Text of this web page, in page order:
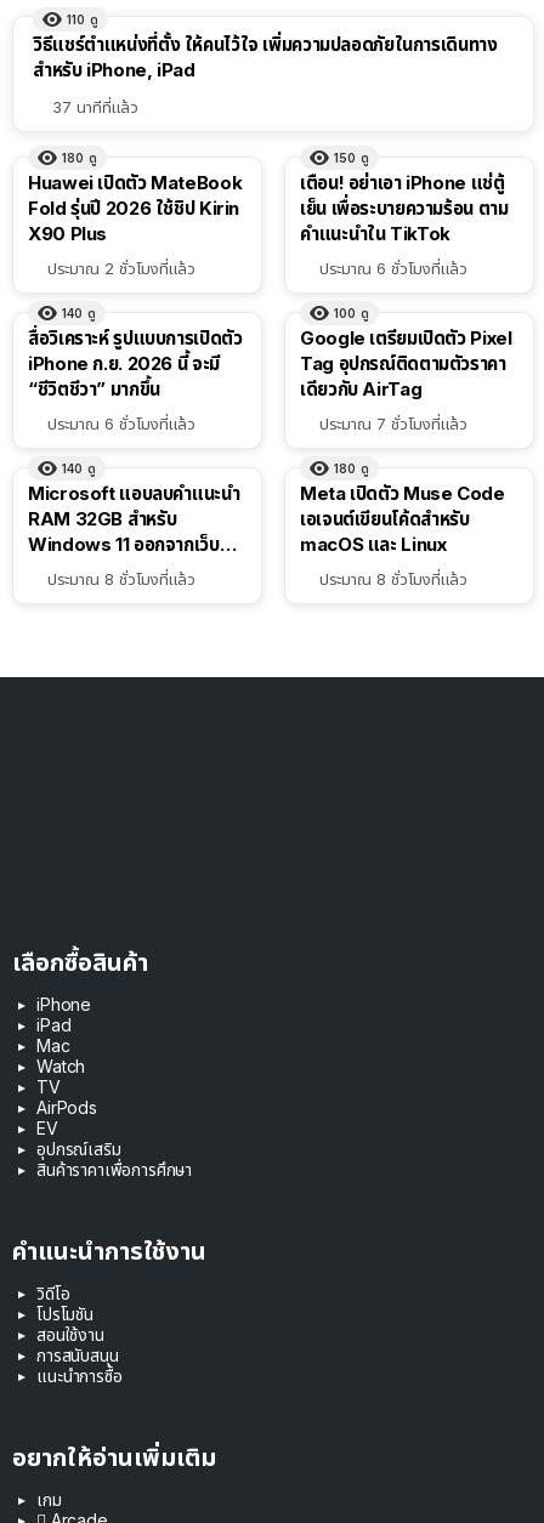
110 ดู
วิธีแชร์ตำแหน่งที่ตั้ง ให้คนไว้ใจ เพิ่มความปลอดภัยในการเดินทาง
สำหรับ iPhone, iPad
37 นาทีที่แล้ว
180 ดู
Huawei เปิดตัว MateBook
Fold รุ่นปี 2026 ใช้ชิป Kirin
X90 Plus
ประมาณ 2 ชั่วโมงที่แล้ว
150 ดู
เตือน! อย่าเอา iPhone แช่ตู้
เย็น เพื่อระบายความร้อน ตาม
คำแนะนำใน TikTok
ประมาณ 6 ชั่วโมงที่แล้ว
140 ดู
สื่อวิเคราะห์ รูปแบบการเปิดตัว
iPhone ก.ย. 2026 นี้ จะมี
“ชีวิตชีวา” มากขึ้น
ประมาณ 6 ชั่วโมงที่แล้ว
100 ดู
Google เตรียมเปิดตัว Pixel
Tag อุปกรณ์ติดตามตัวราคา
เดียวกับ AirTag
ประมาณ 7 ชั่วโมงที่แล้ว
140 ดู
Microsoft แอบลบคำแนะนำ
RAM 32GB สำหรับ
Windows 11 ออกจากเว็บตัว
เองประมาณ 8 ชั่วโมงที่แล้ว
180 ดู
Meta เปิดตัว Muse Code
เอเจนต์เขียนโค้ดสำหรับ
macOS และ Linux
ประมาณ 8 ชั่วโมงที่แล้ว
เลือกซื้อสินค้า
iPhone
iPad
Mac
Watch
TV
AirPods
EV
อุปกรณ์เสริม
สินค้าราคาเพื่อการศึกษา
คำแนะนำการใช้งาน
วิดีโอ
โปรโมชัน
สอนใช้งาน
การสนับสนุน
แนะนำการซื้อ
อยากให้อ่านเพิ่มเติม
เกม